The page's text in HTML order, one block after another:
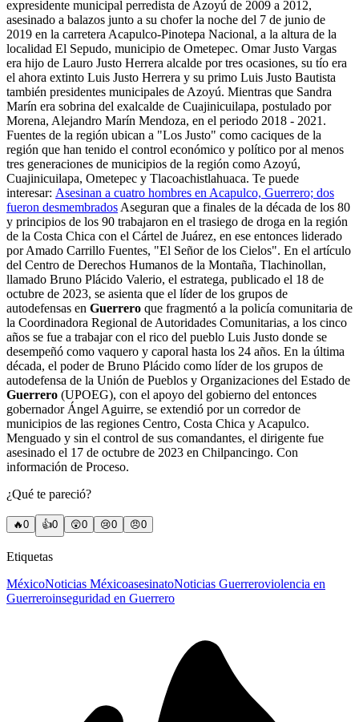
expresidente municipal perredista de Azoyú de 2009 a 2012,
asesinado a balazos junto a su chofer la noche del 7 de junio de
2019 en la carretera Acapulco-Pinotepa Nacional, a la altura de la
localidad El Sepudo, municipio de Ometepec. Omar Justo Vargas
era hijo de Lauro Justo Herrera alcalde por tres ocasiones, su tío era
el ahora extinto Luis Justo Herrera y su primo Luis Justo Bautista
también presidentes municipales de Azoyú. Mientras que Sandra
Marín era sobrina del exalcalde de Cuajinicuilapa, postulado por
Morena, Alejandro Marín Mendoza, en el periodo 2018 - 2021.
Fuentes de la región ubican a "Los Justo" como caciques de la
región que han tenido el control económico y político por al menos
tres generaciones de municipios de la región como Azoyú,
Cuajinicuilapa, Ometepec y Tlacoachistlahuaca. Te puede
interesar: Asesinan a cuatro hombres en Acapulco, Guerrero; dos
fueron desmembrados Aseguran que a finales de la década de los 80
y principios de los 90 trabajaron en el trasiego de droga en la región
de la Costa Chica con el Cártel de Juárez, en ese entonces liderado
por Amado Carrillo Fuentes, "El Señor de los Cielos". En el artículo
del Centro de Derechos Humanos de la Montaña, Tlachinollan,
llamado Bruno Plácido Valerio, el estratega, publicado el 18 de
octubre de 2023, se asienta que el líder de los grupos de
autodefensas en Guerrero que fragmentó a la policía comunitaria de
la Coordinadora Regional de Autoridades Comunitarias, a los cinco
años se fue a trabajar con el rico del pueblo Luis Justo donde se
desempeñó como vaquero y caporal hasta los 24 años. En la última
década, el poder de Bruno Plácido como líder de los grupos de
autodefensa de la Unión de Pueblos y Organizaciones del Estado de
Guerrero (UPOEG), con el apoyo del gobierno del entonces
gobernador Ángel Aguirre, se extendió por un corredor de
municipios de las regiones Centro, Costa Chica y Acapulco.
Menguado y sin el control de sus comandantes, el dirigente fue
asesinado el 17 de octubre de 2023 en Chilpancingo. Con
información de Proceso.
¿Qué te pareció?
🔥0 👍0 😲0 😢0 😠0
Etiquetas
MéxicoNoticias MéxicoasesinatoNoticias Guerreroviolencia en
Guerreroinseguridad en Guerrero